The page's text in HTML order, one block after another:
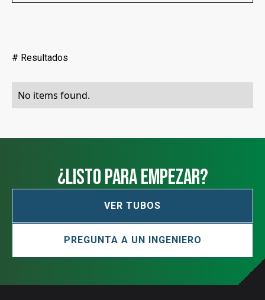
# Resultados
No items found.
¿Listo para empezar?
VER TUBOS
PREGUNTA A UN INGENIERO